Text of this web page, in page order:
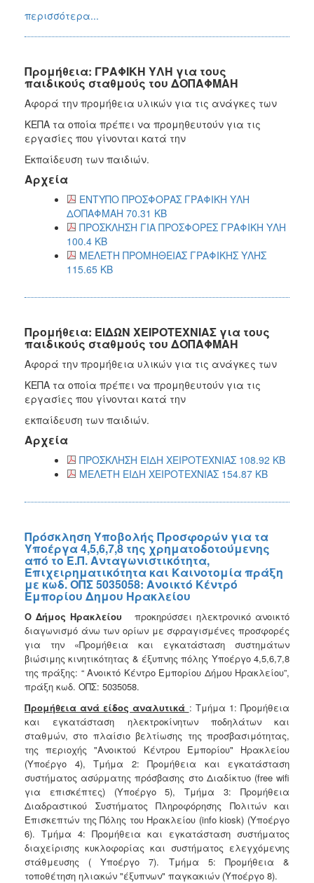
περισσότερα...
Προμήθεια: ΓΡΑΦΙΚΗ ΥΛΗ για τους
παιδικούς σταθμούς του ΔΟΠΑΦΜΑΗ
Αφορά την προμήθεια υλικών για τις ανάγκες των
ΚΕΠΑ τα οποία πρέπει να προμηθευτούν για τις
εργασίες που γίνονται κατά την
Εκπαίδευση των παιδιών.
Αρχεία
ΕΝΤΥΠΟ ΠΡΟΣΦΟΡΑΣ ΓΡΑΦΙΚΗ ΥΛΗ
ΔΟΠΑΦΜΑΗ 70.31 KB
ΠΡΟΣΚΛΗΣΗ ΓΙΑ ΠΡΟΣΦΟΡΕΣ ΓΡΑΦΙΚΗ ΥΛΗ
100.4 KB
ΜΕΛΕΤΗ ΠΡΟΜΗΘΕΙΑΣ ΓΡΑΦΙΚΗΣ ΥΛΗΣ
115.65 KB
Προμήθεια: ΕΙΔΩΝ ΧΕΙΡΟΤΕΧΝΙΑΣ για τους
παιδικούς σταθμούς του ΔΟΠΑΦΜΑΗ
Αφορά την προμήθεια υλικών για τις ανάγκες των
ΚΕΠΑ τα οποία πρέπει να προμηθευτούν για τις
εργασίες που γίνονται κατά την
εκπαίδευση των παιδιών.
Αρχεία
ΠΡΟΣΚΛΗΣΗ ΕΙΔΗ ΧΕΙΡΟΤΕΧΝΙΑΣ 108.92 KB
ΜΕΛΕΤΗ ΕΙΔΗ ΧΕΙΡΟΤΕΧΝΙΑΣ 154.87 KB
Πρόσκληση Υποβολής Προσφορών για τα
Υποέργα 4,5,6,7,8 της χρηματοδοτούμενης
από το Ε.Π. Ανταγωνιστικότητα,
Επιχειρηματικότητα και Καινοτομία πράξη
με κωδ. ΟΠΣ 5035058: Ανοικτό Κέντρό
Εμπορίου Δημου Ηρακλείου
Ο Δήμος Ηρακλείου προκηρύσσει ηλεκτρονικό ανοικτό
διαγωνισμό άνω των ορίων με σφραγισμένες προσφορές
για την «Προμήθεια και εγκατάσταση συστημάτων
βιώσιμης κινητικότητας & έξυπνης πόλης Υποέργο 4,5,6,7,8
της πράξης: “ Ανοικτό Κέντρο Εμπορίου Δήμου Ηρακλείου”,
πράξη κωδ. ΟΠΣ: 5035058.
Προμήθεια ανά είδος αναλυτικά : Τμήμα 1: Προμήθεια
και εγκατάσταση ηλεκτροκίνητων ποδηλάτων και
σταθμών, στο πλαίσιο βελτίωσης της προσβασιμότητας,
της περιοχής "Ανοικτού Κέντρου Εμπορίου" Ηρακλείου
(Υποέργο 4), Τμήμα 2: Προμήθεια και εγκατάσταση
συστήματος ασύρματης πρόσβασης στο Διαδίκτυο (free wifi
για επισκέπτες) (Υποέργο 5), Τμήμα 3: Προμήθεια
Διαδραστικού Συστήματος Πληροφόρησης Πολιτών και
Επισκεπτών της Πόλης του Ηρακλείου (info kiosk) (Υποέργο
6). Τμήμα 4: Προμήθεια και εγκατάσταση συστήματος
διαχείρισης κυκλοφορίας και συστήματος ελεγχόμενης
στάθμευσης ( Υποέργο 7). Τμήμα 5: Προμήθεια &
τοποθέτηση ηλιακών "έξυπνων" παγκακιών (Υποέργο 8).